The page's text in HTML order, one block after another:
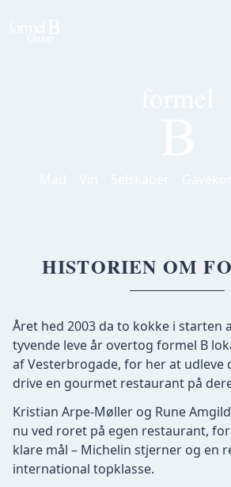
HISTORIEN OM
Året hed 2003 da to kokke i starten
tyvende leve år overtog formel B
af Vesterbrogade, for her at udleve
drive en gourmet restaurant på
Kristian Arpe-Møller og Rune
nu ved roret på egen restaurant,
klare mål – Michelin stjerner og en
international topklasse.